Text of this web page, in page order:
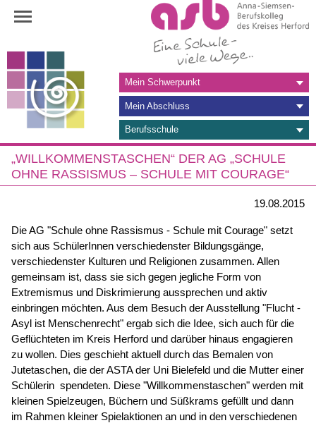
Navigation
überspringen
Mein Schwerpunkt
Mein Abschluss
Berufsschule
„WILLKOMMENSTASCHEN“ DER AG „SCHULE
OHNE RASSISMUS – SCHULE MIT COURAGE“
19.08.2015
Die AG "Schule ohne Rassismus - Schule mit Courage" setzt
sich aus SchülerInnen verschiedenster Bildungsgänge,
verschiedenster Kulturen und Religionen zusammen. Allen
gemeinsam ist, dass sie sich gegen jegliche Form von
Extremismus und Diskrimierung aussprechen und aktiv
einbringen möchten. Aus dem Besuch der Ausstellung "Flucht -
Asyl ist Menschenrecht" ergab sich die Idee, sich auch für die
Geflüchteten im Kreis Herford und darüber hinaus engagieren
zu wollen. Dies geschieht aktuell durch das Bemalen von
Jutetaschen, die der ASTA der Uni Bielefeld und die Mutter einer
Schülerin spendeten. Diese "Willkommenstaschen" werden mit
kleinen Spielzeugen, Büchern und Süßkrams gefüllt und dann
im Rahmen kleiner Spielaktionen an und in den verschiedenen